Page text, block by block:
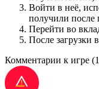
Войти в неё,
получили после
Перейти во
После загрузки
Комментарии к игре